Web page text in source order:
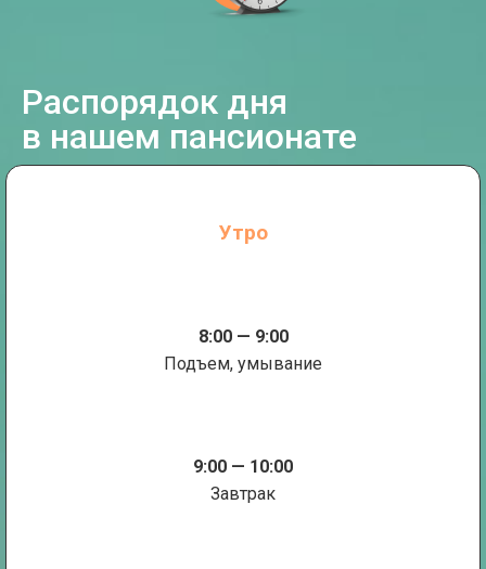
Распорядок дня
в нашем пансионате
Утро
8:00 — 9:00
Подъем, умывание
9:00 — 10:00
Завтрак